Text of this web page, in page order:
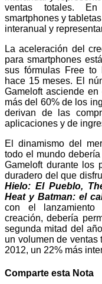
ventas totales.
smartphones y
interanual y
La aceleración del
para smartphones
sus fórmulas Free to
hace 15 meses. El
Gameloft asciende
más del 60% de los
derivan de las
aplicaciones y de
El dinamismo del
todo el mundo
Gameloft durante los
duradero del que
Hielo: El Pueblo,
Heat y Batman: el
con el lanzamiento
creación, debería
segunda mitad del
un volumen de ventas
2012, un 22% más
Comparte esta Nota